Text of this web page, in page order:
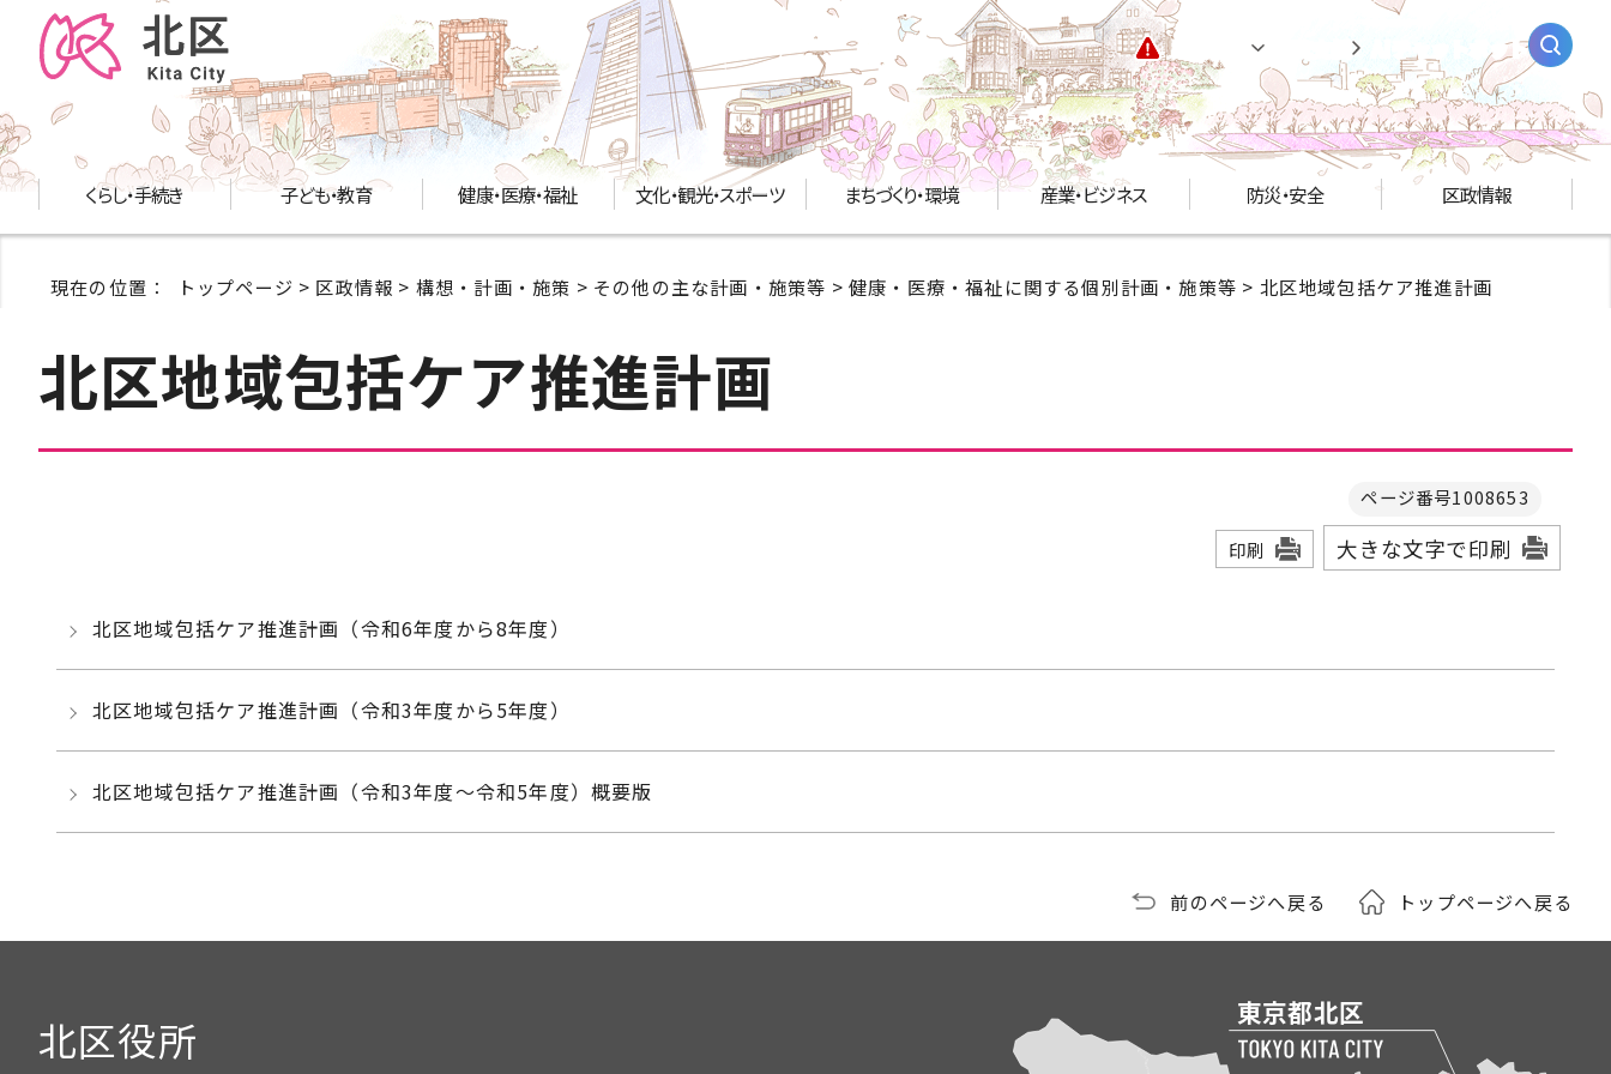
緊急情報 AIチャットボット
くらし・手続き 子ども・教育 健康・医療・福祉 文化・観光・スポーツ まちづくり・環境 産業・ビジネス 防災・安全 区政情報
現在の位置： トップページ > 区政情報 > 構想・計画・施策 > その他の主な計画・施策等 >健康・医療・福祉に関する個別計画・施策等 > 北区地域包括ケア推進計画
北区地域包括ケア推進計画
ページ番号1008653
印刷 大きな文字で印刷
北区地域包括ケア推進計画（令和6年度から8年度）
北区地域包括ケア推進計画（令和3年度から5年度）
北区地域包括ケア推進計画（令和3年度～令和5年度）概要版
前のページへ戻る トップページへ戻る
北区役所